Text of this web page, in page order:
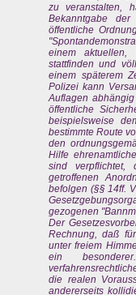
zu veranstalten,
Bekanntgabe
öffentliche
einem aktuellen,
stattfinden und
einem späterem
Polizei kann
Auflagen
öffentliche
beispielsweise
bestimmte Route
den
Hilfe
sind verpflichtet,
getroffenen
befolgen (§§ 14ff.
gezogenen
Der
Rechnung, daß
unter freiem
ein
die realen
andererseits